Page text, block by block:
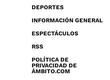
DEPORTES
INFORMACIÓN GENERAL
ESPECTÁCULOS
RSS
POLÍTICA DE
PRIVACIDAD DE
ÁMBITO.COM